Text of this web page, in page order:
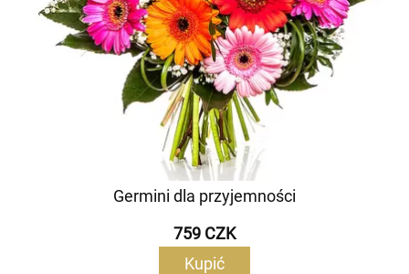
Germini dla przyjemności
759 CZK
Kupić